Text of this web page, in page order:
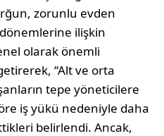
zorunlu evden
dönemlerine ilişkin
olarak önemli
“Alt ve orta
tepe yöneticilere
iş yükü nedeniyle daha
belirlendi. Ancak,